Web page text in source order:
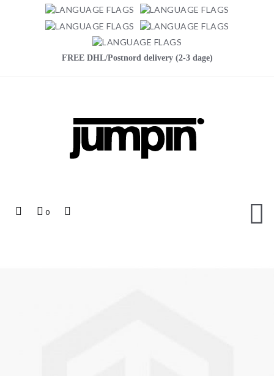
FREE DHL/Postnord delivery (2-3 dage)
Indkøbskurv
0